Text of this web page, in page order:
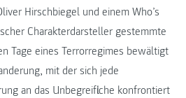
Hirschbiegel und einem Who’s
Charakterdarsteller gestemmte
Tage eines Terrorregimes bewältigt
mit der sich jede
an das Unbegreifliche konfrontiert